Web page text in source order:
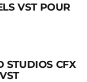
VST POUR
STUDIOS CFX